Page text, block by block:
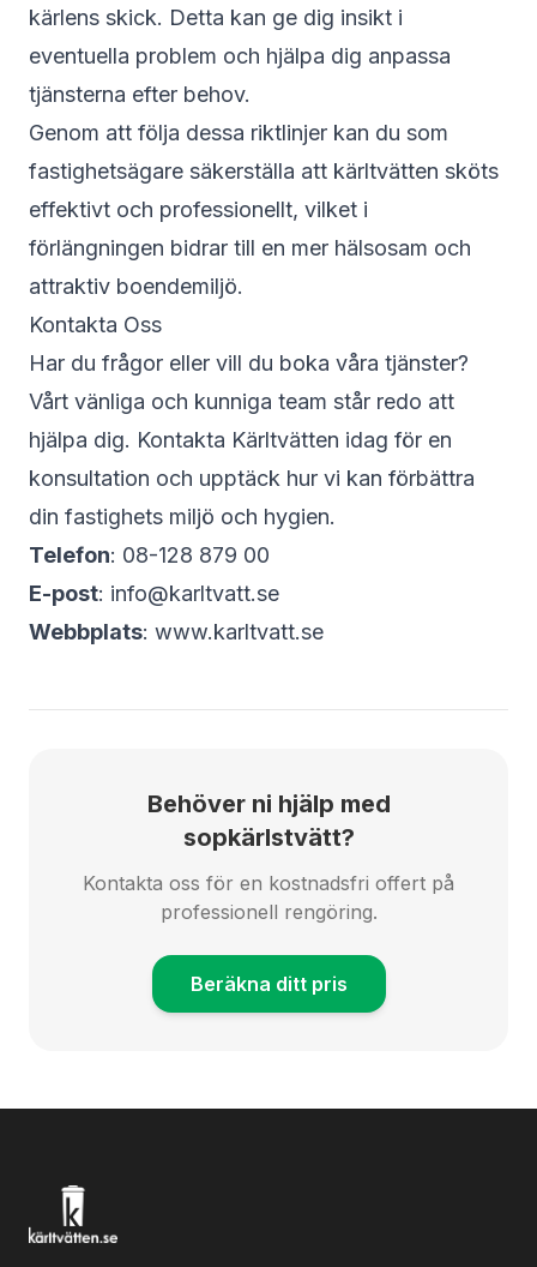
kärlens skick. Detta kan ge dig insikt i
eventuella problem och hjälpa dig anpassa
tjänsterna efter behov.
Genom att följa dessa riktlinjer kan du som
fastighetsägare säkerställa att kärltvätten sköts
effektivt och professionellt, vilket i
förlängningen bidrar till en mer hälsosam och
attraktiv boendemiljö.
Kontakta Oss
Har du frågor eller vill du boka våra tjänster?
Vårt vänliga och kunniga team står redo att
hjälpa dig. Kontakta Kärltvätten idag för en
konsultation och upptäck hur vi kan förbättra
din fastighets miljö och hygien.
Telefon: 08-128 879 00
E-post: info@karltvatt.se
Webbplats: www.karltvatt.se
Behöver ni hjälp med
sopkärlstvätt?
Kontakta oss för en kostnadsfri offert på
professionell rengöring.
Beräkna ditt pris